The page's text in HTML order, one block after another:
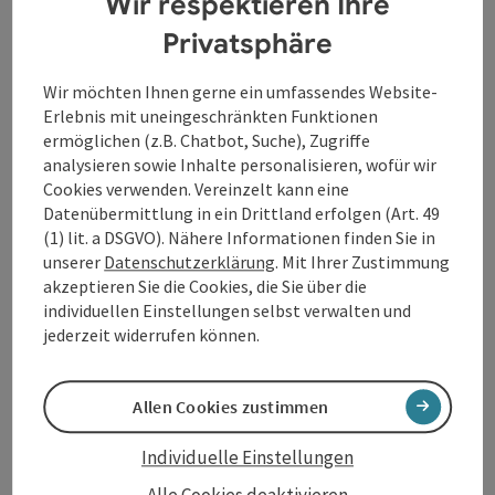
Destillerie und
Schauschnapsbrennerei
Moser
Unser Urlaub am Bauernhof Betrieb mit gewerblichen
Mostheurigen bietet entdeckungsfreudigen Genießern
die Möglichkeit die Vielfalt unserer Most/Saftspezialitäten
und Edelbrände kennenzulernen. Sie sind auf der Suche
nach einem passenden Geschenk? Wie wäre es mit einem
Geschenkskorb oder Geschenkspaket gefüllt mit unseren
direkt bei uns am Bauernhof abholen! Oder ganz bequem
per Post nach Hause schicken lassen! Besuchen Sie
unseren Onlineshop unter www.radlerbauernhof-moser.at
oder rufen Sie uns an! Wir freuen uns auf Ihren Besuch!
Mitterkirchen im Machland
Öffnungszeiten
MOMontag geöffnet
DIDienstag geöffnet
MIMittwoch geöffnet
DODonnerstag geöffnet
FRFreitag geöffnet
SASamstag geöffnet
SOSonntag geöffnet
FEFeiertag geöffnet
Privatsphäre
Wir möchten Ihnen gerne ein umfassendes Website-
Erlebnis mit uneingeschränkten Funktionen
ermöglichen (z.B. Chatbot, Suche), Zugriffe
analysieren sowie Inhalte personalisieren, wofür wir
Cookies verwenden. Vereinzelt kann eine
Datenübermittlung in ein Drittland erfolgen (Art. 49
(1) lit. a DSGVO). Nähere Informationen finden Sie in
unserer Datenschutzerklärung. Mit Ihrer Zustimmung
akzeptieren Sie die Cookies, die Sie über die
individuellen Einstellungen selbst verwalten und
jederzeit widerrufen können.
Individuelle Einstellungen
Allen Cookies zustimmen